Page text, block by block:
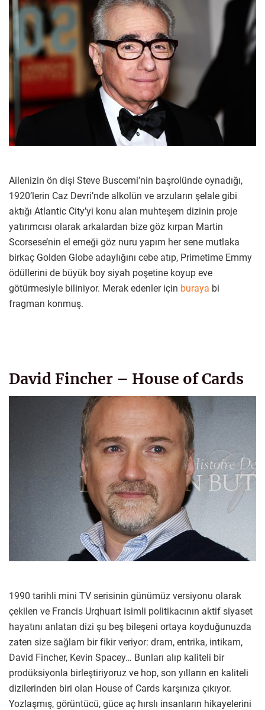
Ailenizin ön dişi Steve Buscemi’nin başrolünde oynadığı,
1920’lerin Caz Devri’nde alkolün ve arzuların şelale gibi
aktığı Atlantic City’yi konu alan muhteşem dizinin proje
yatırımcısı olarak arkalardan bize göz kırpan Martin
Scorsese’nin el emeği göz nuru yapım her sene mutlaka
birkaç Golden Globe adaylığını cebe atıp, Primetime Emmy
ödüllerini de büyük boy siyah poşetine koyup eve
götürmesiyle biliniyor. Merak edenler için buraya bi
fragman konmuş.
David Fincher – House of Cards
1990 tarihli mini TV serisinin günümüz versiyonu olarak
çekilen ve Francis Urqhuart isimli politikacının aktif siyaset
hayatını anlatan dizi şu beş bileşeni ortaya koyduğunuzda
zaten size sağlam bir fikir veriyor: dram, entrika, intikam,
David Fincher, Kevin Spacey… Bunları alıp kaliteli bir
prodüksiyonla birleştiriyoruz ve hop, son yılların en kaliteli
dizilerinden biri olan House of Cards karşınıza çıkıyor.
Yozlaşmış, görüntücü, güce aç hırslı insanların hikayelerini